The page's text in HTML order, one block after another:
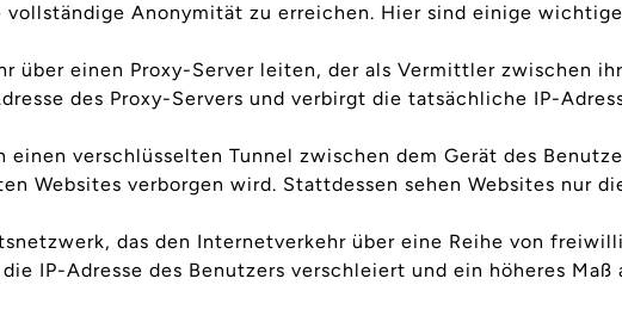
vollständige Anonymität zu erreichen. Hier sind einige
über einen Proxy-Server leiten, der als Vermittler zwischen
des Proxy-Servers und verbirgt die tatsächliche IP-
einen verschlüsselten Tunnel zwischen dem Gerät des
Websites verborgen wird. Stattdessen sehen Websites nur
das den Internetverkehr über eine Reihe von
IP-Adresse des Benutzers verschleiert und ein höheres